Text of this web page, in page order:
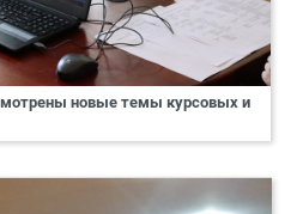
новые темы курсовых и